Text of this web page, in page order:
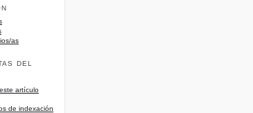
as
DEL
artículo
de indexación